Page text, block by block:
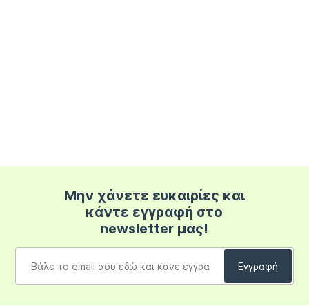
Μην χάνετε ευκαιρίες και
κάντε εγγραφή στο
newsletter μας!